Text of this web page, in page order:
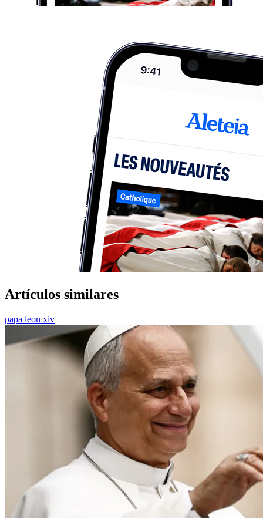
Artículos similares
papa leon xiv